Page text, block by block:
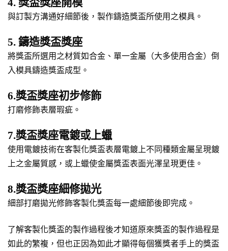
與訂製方溝通好細節後，製作鑄造獎盃所使用之模具。
5. 鑄造獎盃獎座
將獎盃所選用之材質如合金、單一金屬（大多使用合金）倒
入模具鑄造獎盃成型。
6.獎盃獎座初步修飾
打磨修飾表層瑕疵。
7.獎盃獎座電鍍或上蠟
使用電鍍技術在客製化獎盃表層電鍍上不同種類金屬呈現鍍
上之金屬質感，或上蠟使金屬獎盃表面光澤呈現更佳。
8.獎盃獎座細修拋光
細部打磨拋光修飾客製化獎盃每一處細節後即完成。
了解客製化獎盃的製作過程後才知道原來獎盃的製作過程是
如此的繁複，但也正因為如此才顯得每個獲獎者手上的獎盃